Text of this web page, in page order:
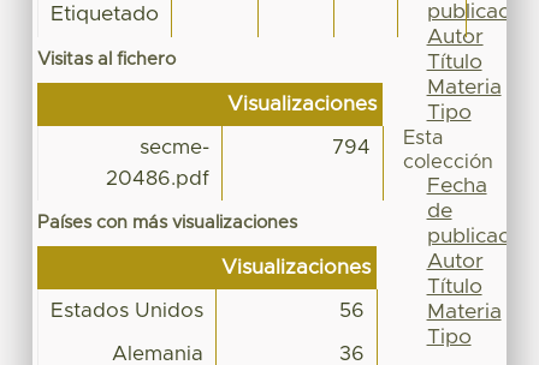
Etiquetado
Visitas al fichero
Visualizaciones
secme-
20486.pdf
794
Países con más visualizaciones
Visualizaciones
Estados Unidos 56
Alemania 36
publicación
Autor
Título
Materia
Tipo
Esta
colección
Fecha
de
publicación
Autor
Título
Materia
Tipo